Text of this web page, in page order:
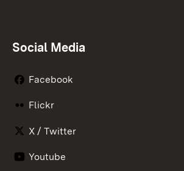
Social Media
Facebook
Flickr
X / Twitter
Youtube